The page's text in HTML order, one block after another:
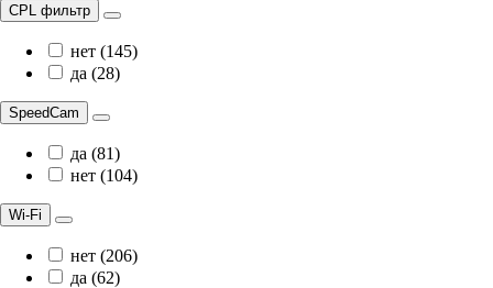
CPL фильтр
нет (145)
да (28)
SpeedCam
да (81)
нет (104)
Wi-Fi
нет (206)
да (62)